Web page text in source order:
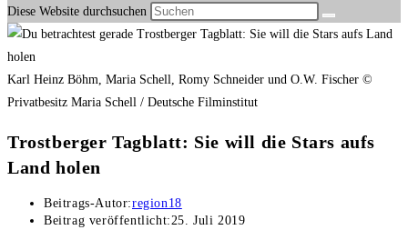
Diese Website durchsuchen
Karl Heinz Böhm, Maria Schell, Romy Schneider und O.W. Fischer ©
Privatbesitz Maria Schell / Deutsche Filminstitut
Trostberger Tagblatt: Sie will die Stars aufs
Land holen
Beitrags-Autor:region18
Beitrag veröffentlicht:25. Juli 2019